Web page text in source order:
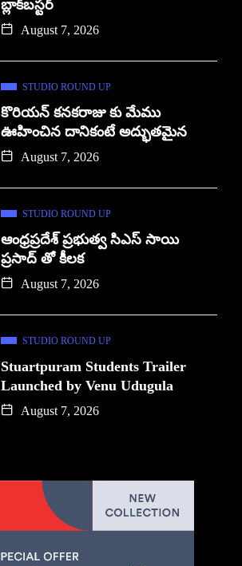
బ్లాక్‌బస్టర్
August 7, 2026
STUDIO ROUND UP
కొరియన్ కనకరాజు కు మేము
ఊహించిన దానికంటే అద్భుతమైన
August 7, 2026
STUDIO ROUND UP
ఆంధ్రప్రదేశ్ ప్రభుత్వ సిఎస్ సాయి
ప్రసాద్ తో కీలక
August 7, 2026
STUDIO ROUND UP
Stuartpuram Students Trailer
Launched by Venu Udugula
August 7, 2026